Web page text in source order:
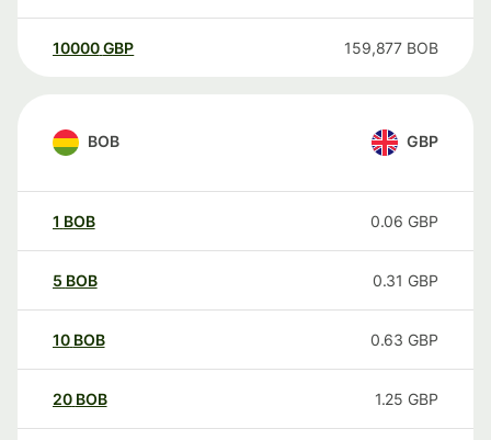
10000 GBP 159,877 BOB
BOB GBP
1 BOB 0.06 GBP
5 BOB 0.31 GBP
10 BOB 0.63 GBP
20 BOB 1.25 GBP